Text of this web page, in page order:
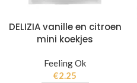
DELIZIA vanille en citroen
mini koekjes
Feeling Ok
€2.25